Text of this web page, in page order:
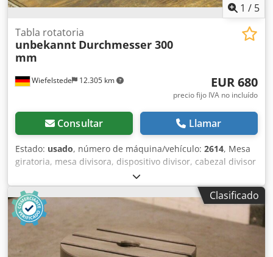
1 / 5
Wiefelstede 12.305 km
Tabla rotatoria
unbekannt Durchmesser 300
mm
EUR 680
precio fijo IVA no incluído
Consultar Llamar
Estado: usado, número de máquina/vehículo: 2614, Mesa
giratoria, mesa divisora, dispositivo divisor, cabezal divisor
Chodpjfnbymefx Ag Doa -Mesa: Ø 300 mm -Diámetro del
orificio central: Ø 62 mm -Altura: 115 mm -Ranura: 16 mm -
Dimensiones: 460/420/A115 mm -Peso: 61 kg
Clasificado